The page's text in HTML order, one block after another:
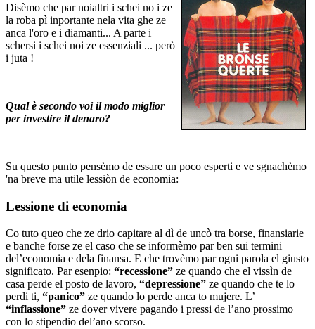
Disèmo che par noialtri i schei no i ze
la roba pì inportante nela vita ghe ze
anca l'oro e i diamanti... A parte i
schersi i schei noi ze essenziali ... però
i juta !
Qual è secondo voi il modo miglior
per investire il denaro?
Su questo punto pensèmo de essare un poco esperti e ve sgnachèmo
'na breve ma utile lessiòn de economia:
Lessione di economia
Co tuto queo che ze drio capitare al dì de uncò tra borse, finansiarie
e banche forse ze el caso che se informèmo par ben sui termini
del’economia e dela finansa. E che trovèmo par ogni parola el giusto
significato. Par esenpio: “recessione” ze quando che el vissìn de
casa perde el posto de lavoro, “depressione” ze quando che te lo
perdi ti, “panico” ze quando lo perde anca to mujere. L’
“inflassione” ze dover vivere pagando i pressi de l’ano prossimo
con lo stipendio del’ano scorso.